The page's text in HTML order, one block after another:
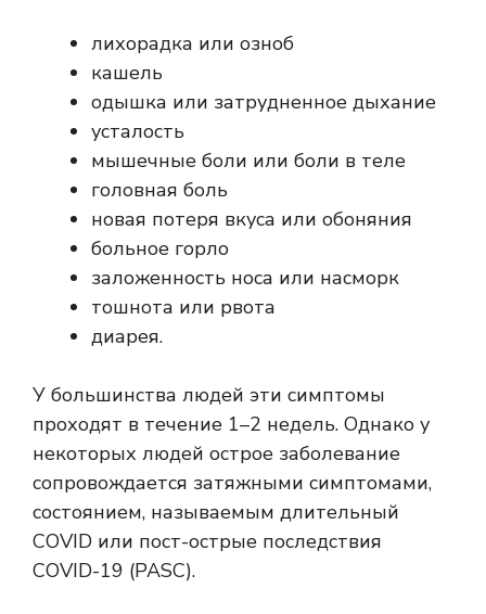
лихорадка или озноб
кашель
одышка или затрудненное дыхание
усталость
мышечные боли или боли в теле
головная боль
новая потеря вкуса или обоняния
больное горло
заложенность носа или насморк
тошнота или рвота
диарея.
У большинства людей эти симптомы
проходят в течение 1–2 недель. Однако у
некоторых людей острое заболевание
сопровождается затяжными симптомами,
состоянием, называемым длительный
COVID или пост-острые последствия
COVID-19 (PASC).